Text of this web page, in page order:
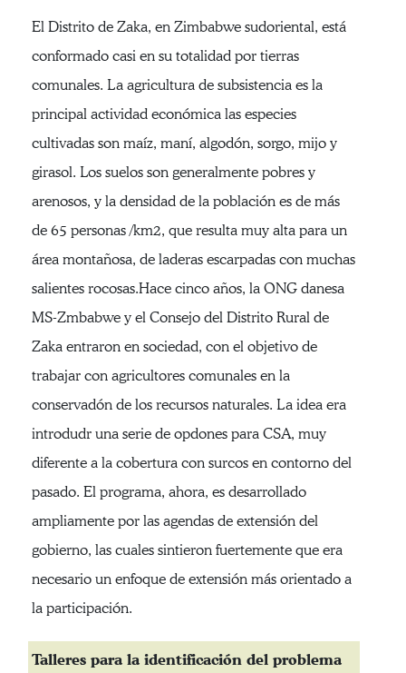
El Distrito de Zaka, en Zimbabwe sudoriental, está
conformado casi en su totalidad por tierras
comunales. La agricultura de subsistencia es la
principal actividad económica las especies
cultivadas son maíz, maní, algodón, sorgo, mijo y
girasol. Los suelos son generalmente pobres y
arenosos, y la densidad de la población es de más
de 65 personas /km2, que resulta muy alta para un
área montañosa, de laderas escarpadas con muchas
salientes rocosas.Hace cinco años, la ONG danesa
MS-Zmbabwe y el Consejo del Distrito Rural de
Zaka entraron en sociedad, con el objetivo de
trabajar con agricultores comunales en la
conservadón de los recursos naturales. La idea era
introdudr una serie de opdones para CSA, muy
diferente a la cobertura con surcos en contorno del
pasado. El programa, ahora, es desarrollado
ampliamente por las agendas de extensión del
gobierno, las cuales sintieron fuertemente que era
necesario un enfoque de extensión más orientado a
la participación.
Talleres para la identificación del problema